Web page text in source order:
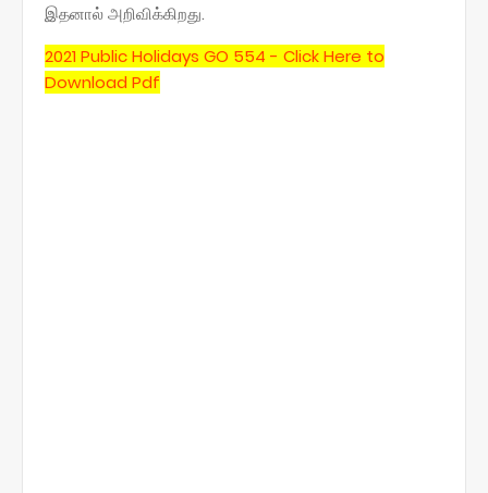
இதனால் அறிவிக்கிறது.
2021 Public Holidays GO 554 - Click Here to
Download Pdf